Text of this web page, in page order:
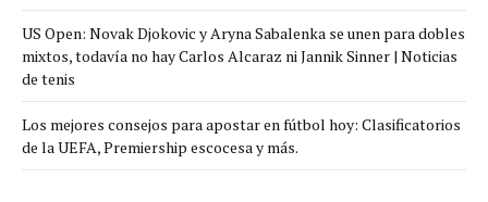
US Open: Novak Djokovic y Aryna Sabalenka se unen para dobles
mixtos, todavía no hay Carlos Alcaraz ni Jannik Sinner | Noticias
de tenis
Los mejores consejos para apostar en fútbol hoy: Clasificatorios
de la UEFA, Premiership escocesa y más.